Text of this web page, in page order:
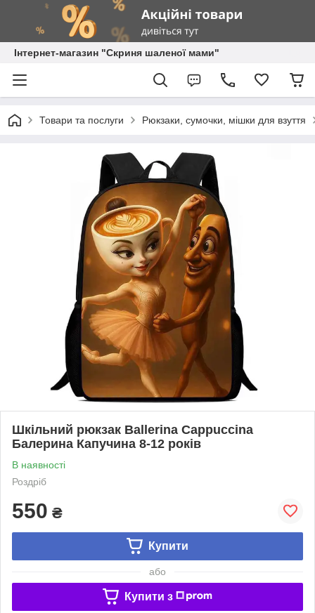
Інтернет-магазин "Скриня шаленої мами"
Товари та послуги Рюкзаки, сумочки, мішки для взуття
Шкільний рюкзак Ballerina Cappuccina
Балерина Капучина 8-12 років
В наявності
Роздріб
550 ₴
Купити
або
Купити з